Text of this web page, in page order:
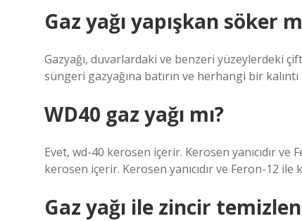
Gaz yağı yapışkan söker
Gazyağı, duvarlardaki ve benzeri yüzeylerdeki
süngeri gazyağına batırın ve herhangi bir
WD40 gaz yağı mı?
Evet, wd-40 kerosen içerir. Kerosen yanıcıdır
kerosen içerir. Kerosen yanıcıdır ve Feron-12 ile
Gaz yağı ile zincir